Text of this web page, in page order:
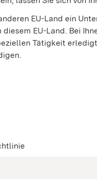
EU-Land ein
EU-Land. Bei
Tätigkeit